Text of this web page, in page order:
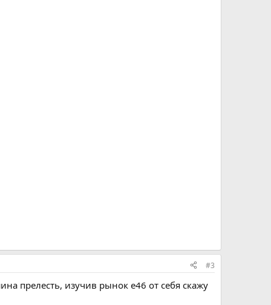
#3
прелесть, изучив рынок е46 от себя скажу